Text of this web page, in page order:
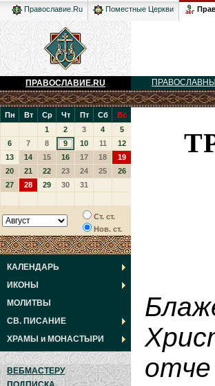
Православие.Ru Поместные Церкви
ПРАВОСЛАВИЕ.RU
Пн Вт Ср Чт Пт Сб
Вс
1
2 3 4
5
6
7 8 9 10 11
12
13
14 15 16 17 18
19
20
21 22 23 24 25
26
27
28 29 30 31
Ст. ст.
Нов. ст.
КАЛЕНДАРЬ
ИКОНЫ
МОЛИТВЫ
СВ. ПИСАНИЕ
ХРАМЫ и МОНАСТЫРИ
ВЕБМАСТЕРУ